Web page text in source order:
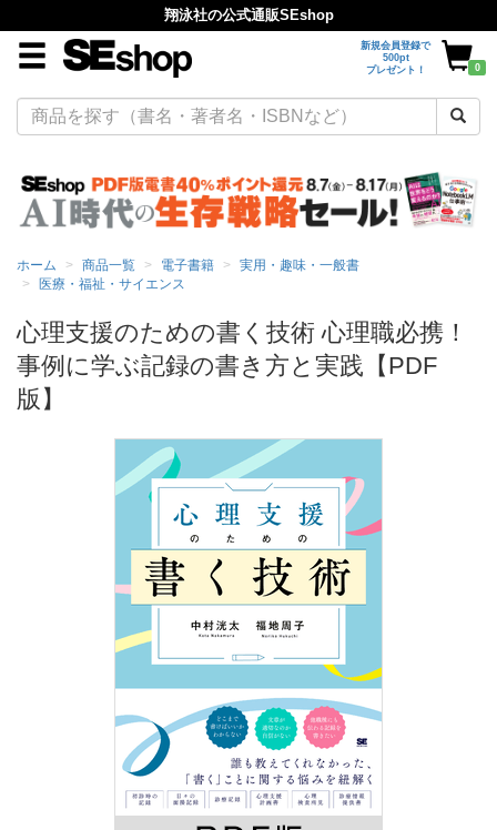
翔泳社の公式通販SEshop
新規会員登録で
500pt
プレゼント！
0
ホーム 商品一覧 電子書籍
実用・趣味・一般書
医療・福祉・サイエンス
心理支援のための書く技術 心理職必携！
事例に学ぶ記録の書き方と実践【PDF
版】